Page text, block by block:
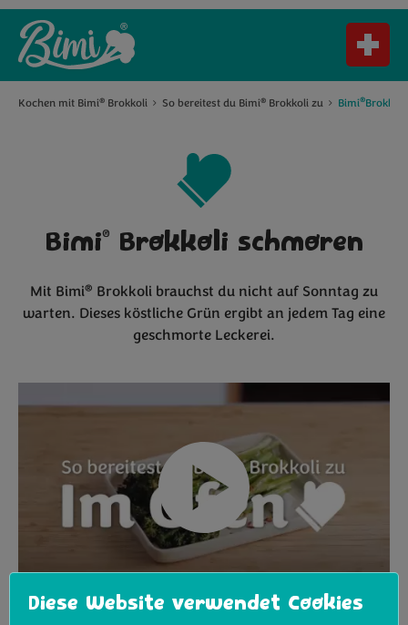
Kochen mit Bimi® Brokkoli So bereitest du Bimi® Brokkoli zu Bimi®
Bimi® Brokkoli schmoren
Mit Bimi® Brokkoli brauchst du nicht auf Sonntag zu
warten. Dieses köstliche Grün ergibt an jedem Tag eine
geschmorte Leckerei.
Diese Website verwendet Cookies